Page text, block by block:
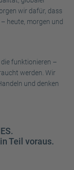
wir dafür, dass
heute, morgen und
funktionieren –
werden. Wir
und denken
Teil voraus.